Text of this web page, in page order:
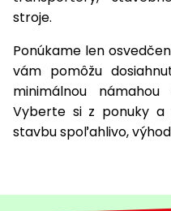
stroje.
Ponúkame len
vám pomôžu
minimálnou
Vyberte si z ponuky a
stavbu spoľahlivo,